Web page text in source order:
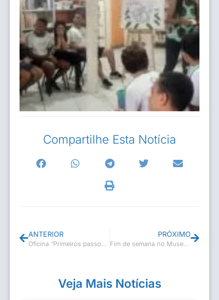
Compartilhe Esta Notícia
ANTERIOR
Oficina “Primeiros passos do empreendedorismo” na Beira-Rio
PRÓXIMO
Fim de semana no Museu Casa de Casimiro de Abreu é bom demais! 🎨
Veja Mais Notícias